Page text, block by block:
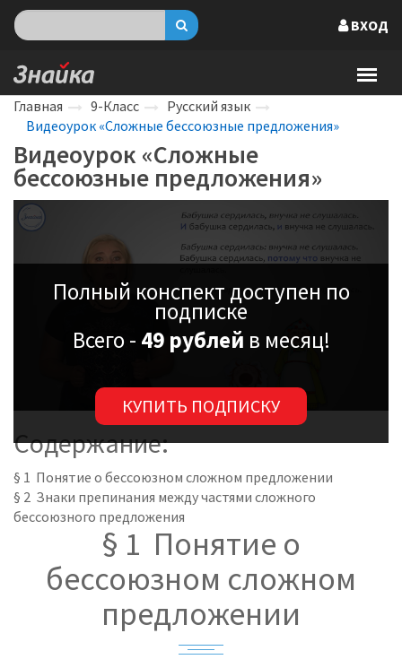
ВХОД
Главная 9-Класс
Русский язык
Видеоурок «Сложные бессоюзные предложения»
Видеоурок «Сложные
бессоюзные предложения»
Полный конспект доступен по
подписке
Всего - 49 рублей в месяц!
КУПИТЬ ПОДПИСКУ
Содержание:
§ 1 Понятие о бессоюзном сложном предложении
§ 2 Знаки препинания между частями сложного
бессоюзного предложения
§ 1 Понятие о
бессоюзном сложном
предложении